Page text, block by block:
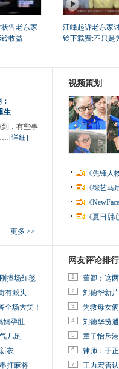
告老东家
收益
汪峰起诉老东家
铃下载费:不只是
生
，有些事
[详细]
更多 >>
视频策划
《先锋
《综艺
《
《夏日
捧场红毯
有派头
全场大笑！
妈孕肚
儿足
衣
打麻将
网友评论排行
1 董卿：这
2 刘德华新
3 为救母女
4 刘德华扮
5 章子怡斥
6 律师：于
7 王力宏否